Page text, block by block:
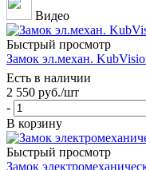
Видео
Быстрый просмотр
Замок эл.механ.
Есть в наличии
2 550 руб./шт
-
В корзину
Быстрый просмотр
Замок